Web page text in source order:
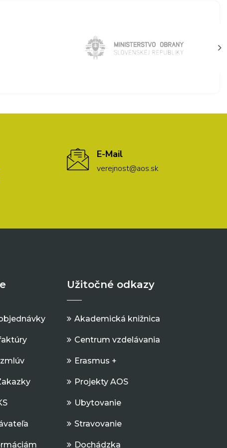
E-Mail
verejnost@aos.sk
Užitočné odkazy
Akademická knižnica
Centrum vzdelávania
Erasmus +
Projekty AOS
Ubytovanie
Stravovanie
Dochádzka